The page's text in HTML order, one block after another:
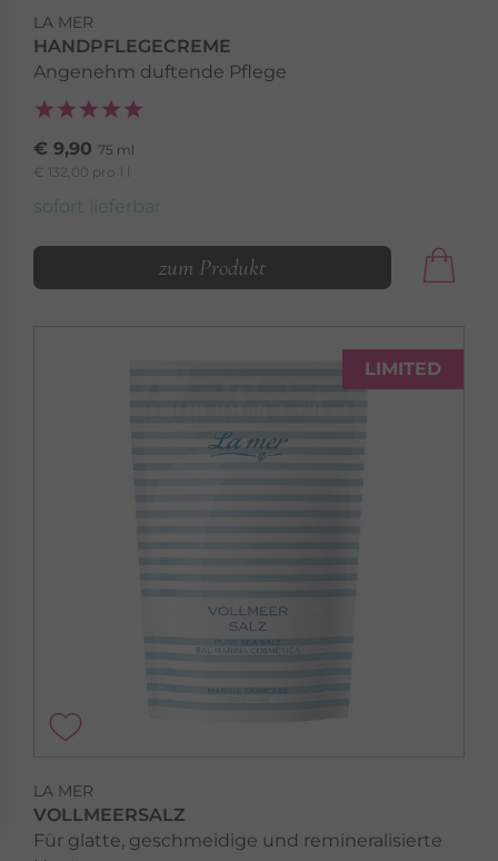
LA MER
HANDPFLEGECREME
Angenehm duftende Pflege
€ 9,90 75 ml
€ 132,00 pro 1 l
sofort lieferbar
zum Produkt
LIMITED
LA MER
VOLLMEERSALZ
Für glatte, geschmeidige und remineralisierte